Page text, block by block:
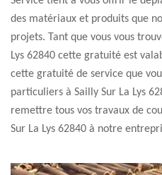
des matériaux et produits que
projets. Tant que vous vous
Lys 62840 cette gratuité est
cette gratuité de service que
particuliers à Sailly Sur La Lys
remettre tous vos travaux de
Sur La Lys 62840 à notre